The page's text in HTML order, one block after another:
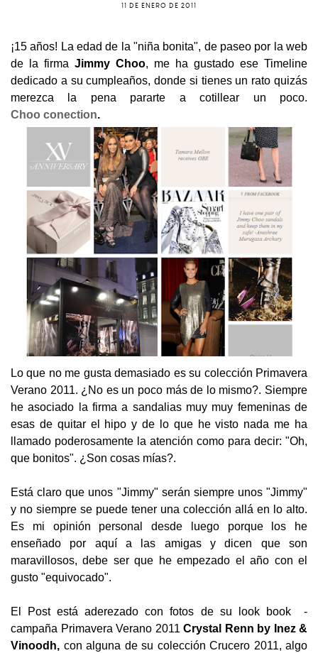
11 DE ENERO DE 2011
¡15 años! La edad de la "niña bonita", de paseo por la web
de la firma Jimmy Choo, me ha gustado ese Timeline
dedicado a su cumpleaños, donde si tienes un rato quizás
merezca la pena pararte a cotillear un poco.
Choo conection.
Lo que no me gusta demasiado es su colección Primavera
Verano 2011. ¿No es un poco más de lo mismo?. Siempre
he asociado la firma a sandalias muy muy femeninas de
esas de quitar el hipo y de lo que he visto nada me ha
llamado poderosamente la atención como para decir: "Oh,
que bonitos". ¿Son cosas mías?.
Está claro que unos "Jimmy" serán siempre unos "Jimmy"
y no siempre se puede tener una colección allá en lo alto.
Es mi opinión personal desde luego porque los he
enseñado por aquí a las amigas y dicen que son
maravillosos, debe ser que he empezado el año con el
gusto "equivocado".
El Post está aderezado con fotos de su look book -
campaña Primavera Verano 2011 Crystal Renn by Inez &
Vinoodh, con alguna de su colección Crucero 2011, algo